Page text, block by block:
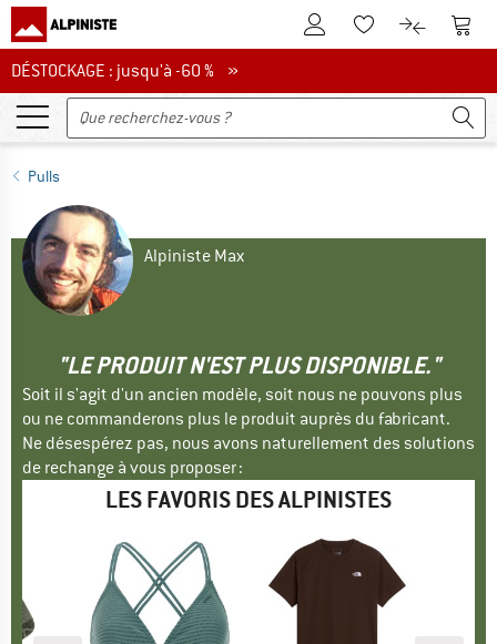
Vers le compte client
Vers la liste
Vers le
DÉSTOCKAGE : jusqu'à -60 %
DÉSTOCKAGE : jusqu'à -60 % »
Pulls
Alpiniste Max
"LE PRODUIT N'EST PLUS DISPONIBLE."
Soit il s'agit d'un ancien modèle, soit nous ne pouvons plus
ou ne commanderons plus le produit auprès du fabricant.
Ne désespérez pas, nous avons naturellement des solutions
de rechange à vous proposer :
LES FAVORIS DES ALPINISTES